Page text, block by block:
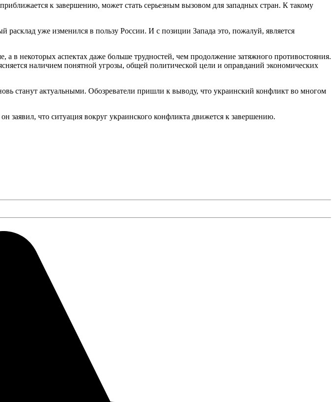
к завершению, может стать серьезным вызовом для западных стран. К такому
уже изменился в пользу России. И с позиции Запада это, пожалуй, является
в некоторых аспектах даже больше трудностей, чем продолжение затяжного противостояния.
наличием понятной угрозы, общей политической цели и оправданий экономических
станут актуальными. Обозреватели пришли к выводу, что украинский конфликт во многом
что ситуация вокруг украинского конфликта движется к завершению.